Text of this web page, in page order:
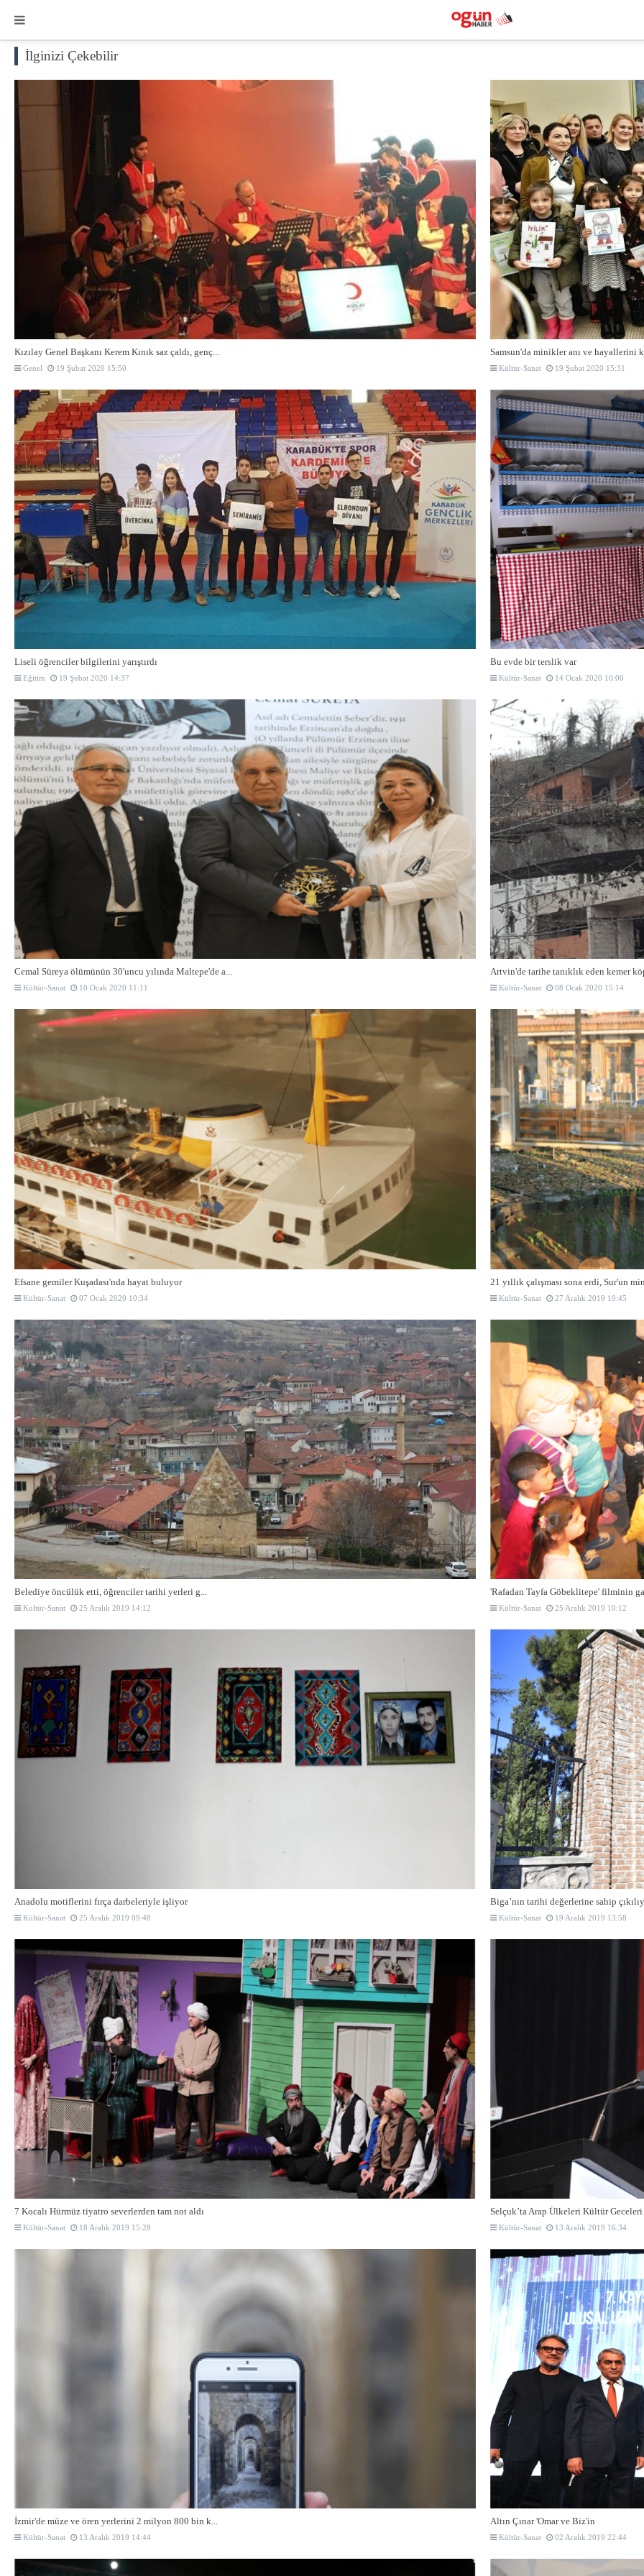
İlginizi Çekebilir
Kızılay Genel Başkanı Kerem Kınık saz çaldı, genç...
Genel 19 Şubat 2020 15:50
Samsun'da minikler anı ve hayallerini
Kültür-Sanat 19 Şubat 2020 15:31
Liseli öğrenciler bilgilerini yarıştırdı
Eğitim 19 Şubat 2020 14:37
Bu evde bir terslik var
Kültür-Sanat 14 Ocak 2020 10:00
Cemal Süreya ölümünün 30'uncu yılında Maltepe'de a...
Kültür-Sanat 10 Ocak 2020 11:11
Artvin'de tarihe tanıklık eden kemer
Kültür-Sanat 08 Ocak 2020 15:14
Efsane gemiler Kuşadası'nda hayat buluyor
Kültür-Sanat 07 Ocak 2020 10:34
21 yıllık çalışması sona erdi, Sur'un
Kültür-Sanat 27 Aralık 2019 10:45
Belediye öncülük etti, öğrenciler tarihi yerleri g...
Kültür-Sanat 25 Aralık 2019 14:12
'Rafadan Tayfa Göbeklitepe' filminin
Kültür-Sanat 25 Aralık 2019 10:12
Anadolu motiflerini fırça darbeleriyle işliyor
Kültür-Sanat 25 Aralık 2019 09:48
Biga’nın tarihi değerlerine sahip
Kültür-Sanat 19 Aralık 2019 13:58
7 Kocalı Hürmüz tiyatro severlerden tam not aldı
Kültür-Sanat 18 Aralık 2019 15:28
Selçuk’ta Arap Ülkeleri Kültür
Kültür-Sanat 13 Aralık 2019 16:34
İzmir'de müze ve ören yerlerini 2 milyon 800 bin k...
Kültür-Sanat 13 Aralık 2019 14:44
Altın Çınar 'Omar ve Biz'in
Kültür-Sanat 02 Aralık 2019 22:44